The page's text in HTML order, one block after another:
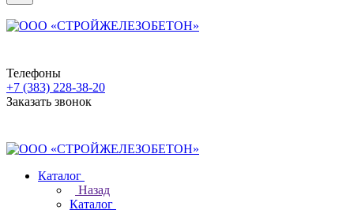
Телефоны
+7 (383) 228-38-20
Заказать звонок
Каталог
Назад
Каталог